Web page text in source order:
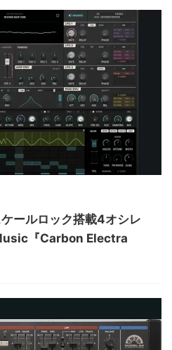
ールロック搭載4オシレ
『Carbon Electra